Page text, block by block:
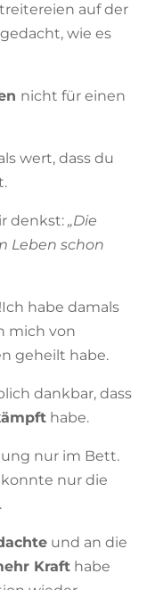
auf der
wie es
nicht für einen
wert, dass du
denkst:„Die
Leben schon
habe damals
mich von
geheilt habe.
dankbar, dass
habe.
nur im Bett.
konnte nur die
und an die
Kraft habe